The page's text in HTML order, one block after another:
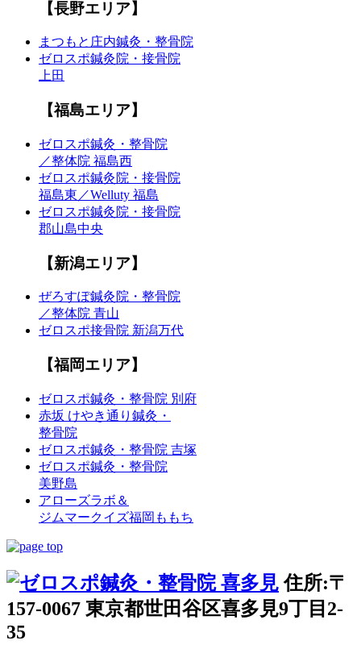
【長野エリア】
まつもと庄内鍼灸・整骨院
ゼロスポ鍼灸院・接骨院
上田
【福島エリア】
ゼロスポ鍼灸・整骨院
／整体院 福島西
ゼロスポ鍼灸院・接骨院
福島東／Welluty 福島
ゼロスポ鍼灸院・接骨院
郡山島中央
【新潟エリア】
ぜろすぽ鍼灸院・整骨院
／整体院 青山
ゼロスポ接骨院 新潟万代
【福岡エリア】
ゼロスポ鍼灸・整骨院 別府
赤坂 けやき通り鍼灸・
整骨院
ゼロスポ鍼灸・整骨院 吉塚
ゼロスポ鍼灸・整骨院
美野島
アローズラボ＆
ジムマークイズ福岡ももち
住所:〒
157-0067 東京都世田谷区喜多見9丁目2-
35